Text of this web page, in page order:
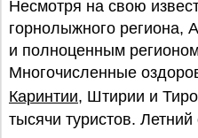
Несмотря на свою
горнолыжного региона,
и полноценным
Многочисленные
Каринтии, Штирии и
тысячи туристов.